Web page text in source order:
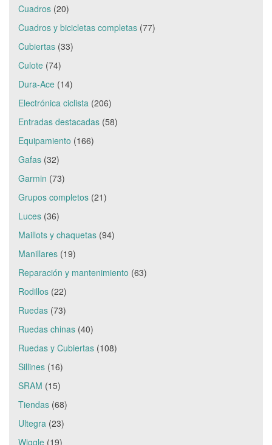
Cuadros (20)
Cuadros y bicicletas completas (77)
Cubiertas (33)
Culote (74)
Dura-Ace (14)
Electrónica ciclista (206)
Entradas destacadas (58)
Equipamiento (166)
Gafas (32)
Garmin (73)
Grupos completos (21)
Luces (36)
Maillots y chaquetas (94)
Manillares (19)
Reparación y mantenimiento (63)
Rodillos (22)
Ruedas (73)
Ruedas chinas (40)
Ruedas y Cubiertas (108)
Sillines (16)
SRAM (15)
Tiendas (68)
Ultegra (23)
Wiggle (19)